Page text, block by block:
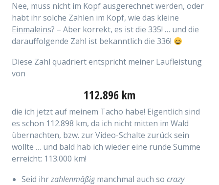
Nee, muss nicht im Kopf ausgerechnet werden, oder
habt ihr solche Zahlen im Kopf, wie das kleine
Einmaleins? – Aber korrekt, es ist die 335! … und die
darauffolgende Zahl ist bekanntlich die 336!
Diese Zahl quadriert entspricht meiner Laufleistung
von
112.896‬ km
die ich jetzt auf meinem Tacho habe! Eigentlich sind
es schon 112.898 km, da ich nicht mitten im Wald
übernachten, bzw. zur Video-Schalte zurück sein
wollte … und bald hab ich wieder eine runde Summe
erreicht: 113.000 km!
Seid ihrzahlenmäßigmanchmal auch so crazy